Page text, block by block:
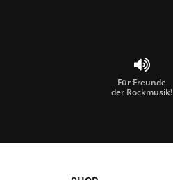
Für Freunde
der Rockmusik!